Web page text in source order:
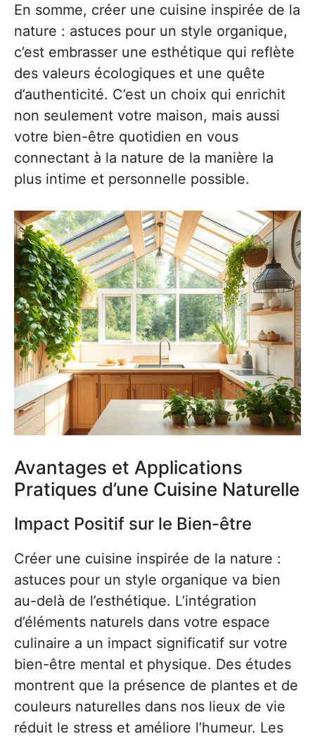
En somme, créer une cuisine inspirée de la
nature : astuces pour un style organique,
c’est embrasser une esthétique qui reflète
des valeurs écologiques et une quête
d’authenticité. C’est un choix qui enrichit
non seulement votre maison, mais aussi
votre bien-être quotidien en vous
connectant à la nature de la manière la
plus intime et personnelle possible.
Avantages et Applications
Pratiques d’une Cuisine Naturelle
Impact Positif sur le Bien-être
Créer une cuisine inspirée de la nature :
astuces pour un style organique va bien
au-delà de l’esthétique. L’intégration
d’éléments naturels dans votre espace
culinaire a un impact significatif sur votre
bien-être mental et physique. Des études
montrent que la présence de plantes et de
couleurs naturelles dans nos lieux de vie
réduit le stress et améliore l’humeur. Les